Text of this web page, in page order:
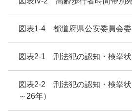
図表1-4 都道府県公安委員会委
図表2-1 刑法犯の認知・検挙状
図表2-2 刑法犯の認知・検挙
～26年）